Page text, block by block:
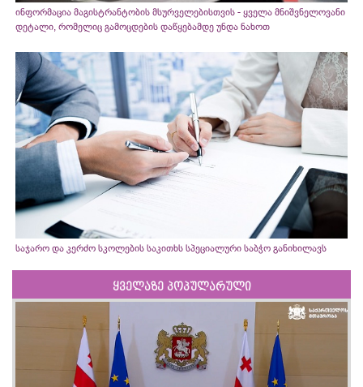
ინფორმაცია მაგისტრანტობის მსურველებისთვის - ყველა მნიშვნელოვანი
დეტალი, რომელიც გამოცდების დაწყებამდე უნდა ნახოთ
საჯარო და კერძო სკოლების საკითხს სპეციალური საბჭო განიხილავს
ყველაზე პოპულარული